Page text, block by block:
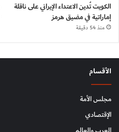
الكويت تُدين الاعتداء الإيراني على ناقلة
إماراتية في مضيق هرمز
منذ 54 دقيقة
الأقسام
مجلس الأمة
الإقتصادي